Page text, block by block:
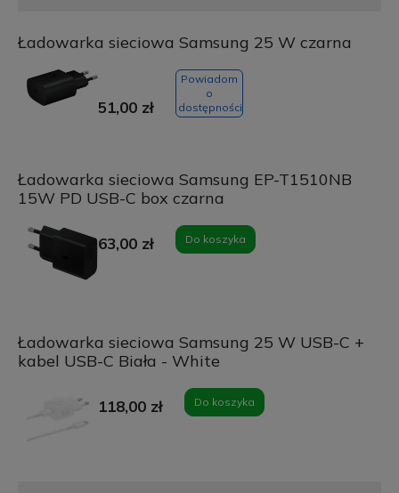
Ładowarka sieciowa Samsung 25 W czarna
51,00 zł
Powiadom
o
dostępności
Ładowarka sieciowa Samsung EP-T1510NB
15W PD USB-C box czarna
63,00 zł Do koszyka
Ładowarka sieciowa Samsung 25 W USB-C +
kabel USB-C Biała - White
118,00 zł Do koszyka